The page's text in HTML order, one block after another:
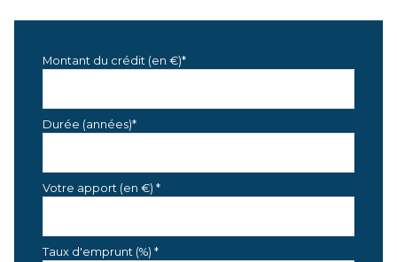
Montant du crédit (en €)*
Durée (années)*
Votre apport (en €) *
Taux d'emprunt (%) *